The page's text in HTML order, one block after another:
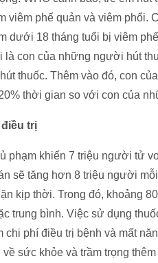
viêm phế quản và viêm phổi.
dưới 18 tháng tuổi bị viêm
là con của những người hút
thuốc. Thêm vào đó, con
thời gian so với con của
trị
phạm khiến 7 triệu người tử
sẽ tăng hơn 8 triệu người
kịp thời. Trong đó, khoảng
trung bình. Việc sử dụng
chi phí điều trị bệnh và mất
về sức khỏe và trầm trọng